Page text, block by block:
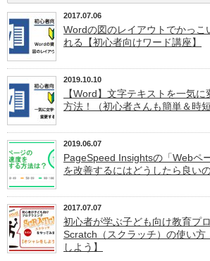
2017.07.06
Wordの図のレイアウトでかっこ
れる【初心者向けワード講座】
2019.10.10
【Word】文字テキストを一気
方法！（初心者さんも簡単＆時短
2019.06.07
PageSpeed Insightsの「Webペ
を改善するにはどうしたら良い
2017.07.07
初心者が学ぶ子ども向け教育プ
Scratch（スクラッチ）の使い
しよう】